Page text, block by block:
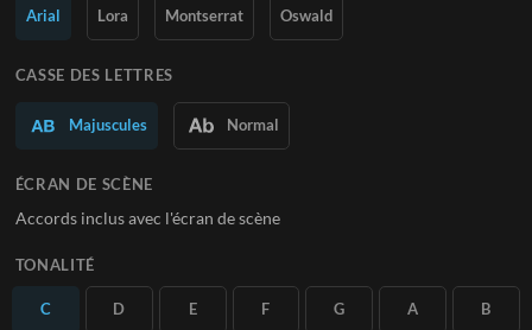
En savoir plus
Arial Lora Montserrat Oswald
CASSE DES LETTRES
Majuscules Normal
ÉCRAN DE SCÈNE
Accords inclus avec l'écran de scène
TONALITÉ
C D E F G A B